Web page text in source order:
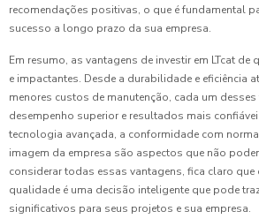
recomendações positivas, o que é fundamental
sucesso a longo prazo da sua empresa.
Em resumo, as vantagens de investir em LTcat
e impactantes. Desde a durabilidade e eficiência
menores custos de manutenção, cada um
desempenho superior e resultados mais
tecnologia avançada, a conformidade com
imagem da empresa são aspectos que não
considerar todas essas vantagens, fica claro que
qualidade é uma decisão inteligente que pode
significativos para seus projetos e sua empresa.